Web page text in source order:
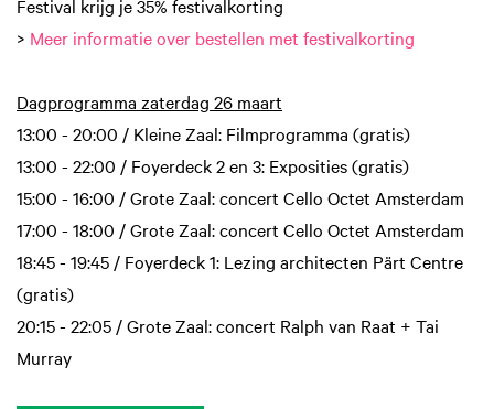
Festival krijg je 35% festivalkorting
> Meer informatie over bestellen met festivalkorting
Dagprogramma zaterdag 26 maart
13:00 - 20:00 / Kleine Zaal: Filmprogramma (gratis)
13:00 - 22:00 / Foyerdeck 2 en 3: Exposities (gratis)
15:00 - 16:00 / Grote Zaal: concert Cello Octet Amsterdam
17:00 - 18:00 / Grote Zaal: concert Cello Octet Amsterdam
18:45 - 19:45 / Foyerdeck 1: Lezing architecten Pärt Centre
(gratis)
20:15 - 22:05 / Grote Zaal: concert Ralph van Raat + Tai
Murray